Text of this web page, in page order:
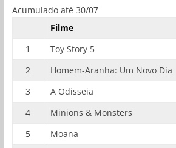
Acumulado até 30/07
Filme
1
Toy Story 5
2
Homem-Aranha: Um Novo Dia
3
A Odisseia
4
Minions & Monsters
5
Moana